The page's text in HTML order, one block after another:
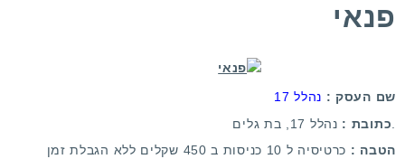
פנאי
שם העסק : נהלל 17
.כתובת : נהלל 17, בת גלים
הטבה : כרטיסיה ל 10 כניסות ב 450 שקלים ללא הגבלת זמן